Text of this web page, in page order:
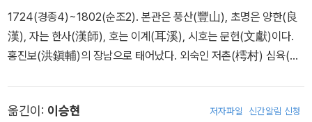
1724(경종4)~1802(순조2). 본관은 풍산(豐山), 초명은 양한(良
漢), 자는 한사(漢師), 호는 이계(耳溪), 시호는 문헌(文獻)이다.
홍진보(洪鎭輔)의 장남으로 태어났다. 외숙인 저촌(樗村) 심육(沈
내외의 관직을 두루 거쳐 70세(1793, 정조17)에 대제학에 올랐으며
옮긴이: 이승현 저자파일 신간알림 신청